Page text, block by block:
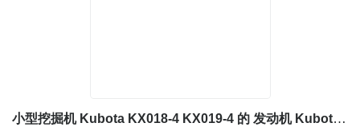
小型挖掘机 Kubota KX018-4 KX019-4 的 发动机 Kubota D902